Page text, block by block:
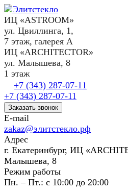
ИЦ «ASTROOM»
ул. Цвиллинга, 1,
7 этаж, галерея А
ИЦ «ARCHITECTOR»
ул. Малышева, 8
1 этаж
+7 (343) 287-07-11
+7 (343) 287-07-11
Заказать звонок
E-mail
zakaz@элитстекло.рф
Адрес
г. Екатеринбург, ИЦ
Малышева, 8
Режим работы
Пн. – Пт.: с 10:00 до 20:00